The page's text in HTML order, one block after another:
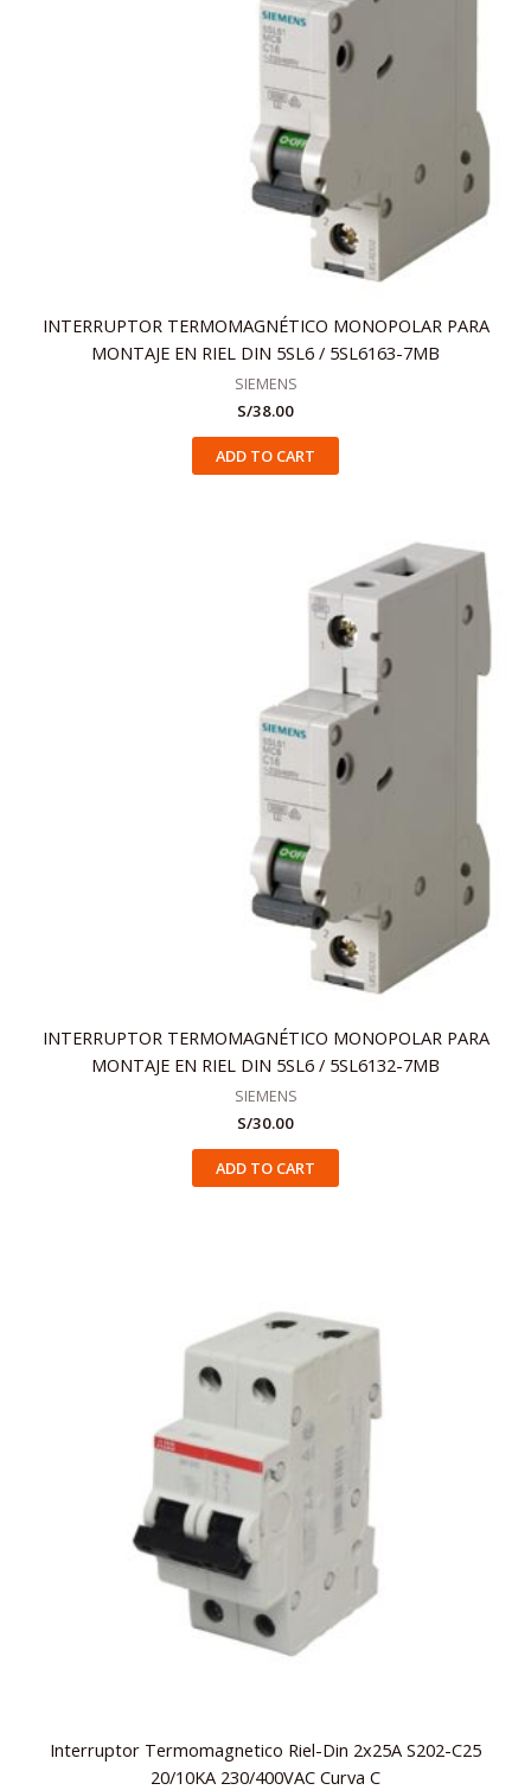
INTERRUPTOR TERMOMAGNÉTICO MONOPOLAR PARA
MONTAJE EN RIEL DIN 5SL6 / 5SL6163-7MB
SIEMENS
S/38.00
ADD TO CART
INTERRUPTOR TERMOMAGNÉTICO MONOPOLAR PARA
MONTAJE EN RIEL DIN 5SL6 / 5SL6132-7MB
SIEMENS
S/30.00
ADD TO CART
Interruptor Termomagnetico Riel-Din 2x25A S202-C25
20/10KA 230/400VAC Curva C